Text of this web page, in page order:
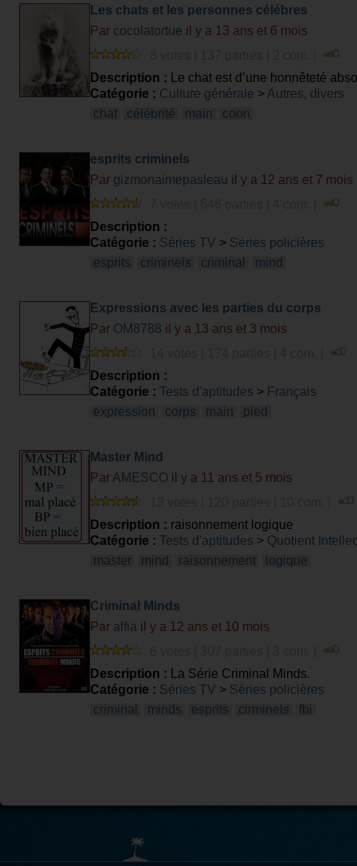
Les chats et les personnes célébres
Par cocolatortue il y a 13 ans et 6 mois
Description : Le chat est d’une honnêteté
leurs sentiments. Les chats non. Citation
Catégorie : Culture générale > Autres, divers
chat
célébrité main coon
esprits criminels
Par gizmonaimepasleau il y a 12 ans et 7 mois
Description :
Catégorie : Séries TV > Séries policières
esprits
criminels criminal mind
Expressions avec les parties du corps
Par OM8788 il y a 13 ans et 3 mois
Description :
Catégorie : Tests d'aptitudes > Français
expression
corps main pied
Master Mind
Par AMESCO il y a 11 ans et 5 mois
Description : raisonnement logique
Catégorie : Tests d'aptitudes > Quotient
master
mind raisonnement logique
Criminal Minds
Par alfia il y a 12 ans et 10 mois
Description : La Série Criminal Minds.
Catégorie : Séries TV > Séries policières
criminal
minds esprits cirminels fbi